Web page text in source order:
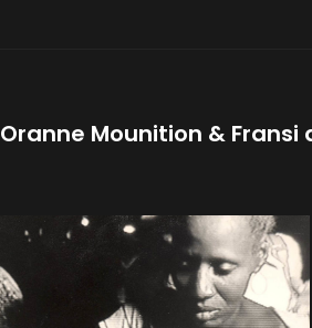
Oranne Mounition & Fransi